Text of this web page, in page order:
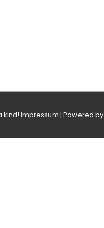
kind! Impressum | Powered by